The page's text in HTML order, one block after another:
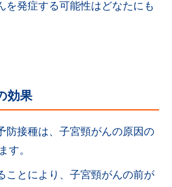
を発症する可能性はどなたにも
効果
接種は、子宮頸がんの原因の
す。
とにより、子宮頸がんの前が